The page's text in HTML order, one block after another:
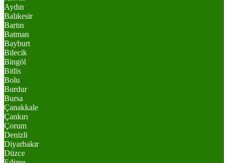
Aydın
Balıkesir
Bartın
Batman
Bayburt
Bilecik
Bingöl
Bitlis
Bolu
Burdur
Bursa
Çanakkale
Çankırı
Çorum
Denizli
Diyarbakır
Düzce